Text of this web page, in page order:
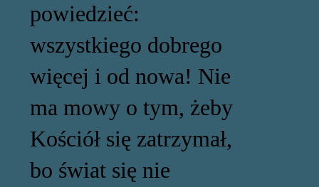
powiedzieć:
wszystkiego dobrego
więcej i od nowa! Nie
ma mowy o tym, żeby
Kościół się zatrzymał,
bo świat się nie